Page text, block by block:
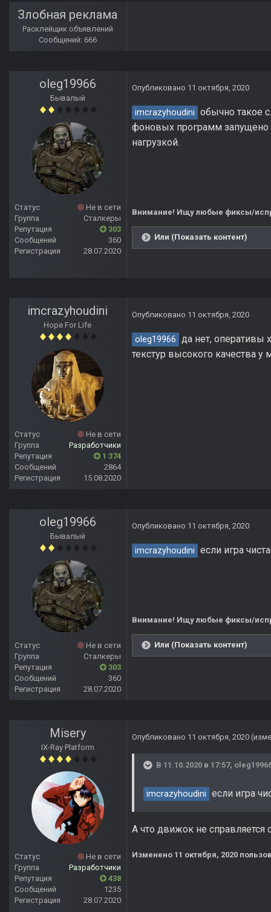
Злобная реклама
Расклейщик объявлений
Сообщений: 666
oleg19966
Бывалый
Статус
Не в сети
Группа
Сталкеры
Репутация
303
Сообщений
360
Регистрация
28.07.2020
Опубликовано 11 октября, 2020
imcrazyhoudini обычно такое
фоновых программ запущено
нагрузкой.
Внимание! Ищу любые фиксы/
Или (Показать контент)
imcrazyhoudini
Hope For Life
Статус
Не в сети
Группа
Разработчики
Репутация
1 374
Сообщений
2864
Регистрация
15.08.2020
Опубликовано 11 октября, 2020
oleg19966 да нет, оперативы
текстур высокого качества у
oleg19966
Бывалый
Статус
Не в сети
Группа
Сталкеры
Репутация
303
Сообщений
360
Регистрация
28.07.2020
Опубликовано 11 октября, 2020
imcrazyhoudini если игра
Внимание! Ищу любые фиксы/
Или (Показать контент)
Misery
IX-Ray Platform
Статус
Не в сети
Группа
Разработчики
Репутация
438
Сообщений
1235
Регистрация
28.07.2020
Опубликовано 11 октября, 2020
В 11.10.2020 в 17:57,
imcrazyhoudini если игра
А что движок не справляется
Изменено 11 октября, 2020